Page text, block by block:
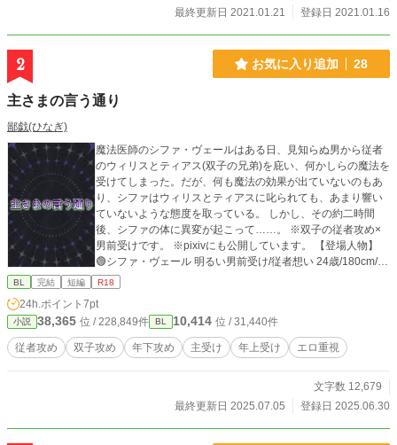
最終更新日 2021.01.21
登録日 2021.01.16
2 お気に入り追加 28
主さまの言う通り
鄙戯(ひなぎ)
魔法医師のシファ・ヴェールはある日、見知らぬ男から従者
のウィリスとティアス(双子の兄弟)を庇い、何かしらの魔法を
受けてしまった。だが、何も魔法の効果が出ていないのもあ
り、シファはウィリスとティアスに叱られても、あまり響い
ていないような態度を取っている。 しかし、その約二時間
後、シファの体に異変が起こって……。 ※双子の従者攻め×
男前受けです。 ※pixivにも公開しています。 【登場人物】
🟢シファ・ヴェール 明るい男前受け/従者想い 24歳/180cm/細
マッチョ 緑色の瞳/濃い緑色の短髪 貴族(公爵)であるヴェール
子の兄) 美形のS攻め/愛の重い変態 22歳/181cm/細身 紫の瞳/
藤色の長髪を後ろで結っている シファの幼馴染で彼に仕える
従者 毒属性の魔法使い/誰にでも敬語で話す 🟣ティアス・ニ
ーヴ(双子の弟) 美形のクーデレ攻め/愛の重いS 22歳/185cm/
ている シファの幼馴染で彼に仕える従者 毒属性の魔法使い/
シファ(主)にも口が悪い 【注意事項とお願い】 ※この小説は
BL 完結 短編 R18
24h.ポイント 7pt
小説 38,365 位 / 228,849件 BL 10,414 位 / 31,440件
従者攻め 双子攻め 年下攻め 主受け 年上受け エロ重視
文字数 12,679
最終更新日 2025.07.05
登録日 2025.06.30